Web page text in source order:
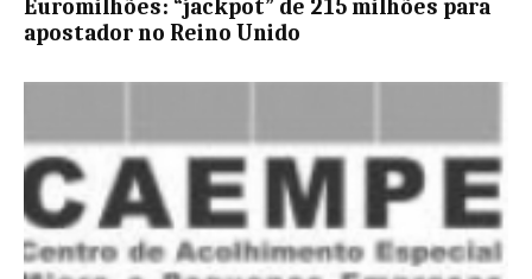
Euromilhões: “jackpot” de 215 milhões para
apostador no Reino Unido